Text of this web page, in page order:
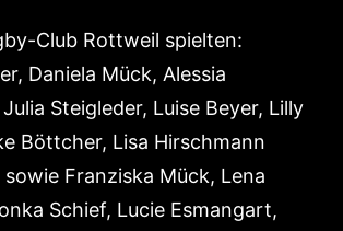
Club Rottweil spielten:
Daniela Mück, Alessia
Steigleder, Luise Beyer, Lilly
Böttcher, Lisa Hirschmann
sowie Franziska Mück, Lena
Schief, Lucie Esmangart,